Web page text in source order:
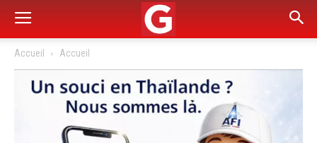
Accueil Accueil